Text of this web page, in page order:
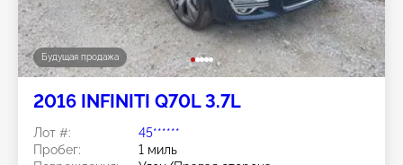
Будущая продажа
2016 INFINITI Q70L 3.7L
Лот #:
45******
Пробег:
1 миль